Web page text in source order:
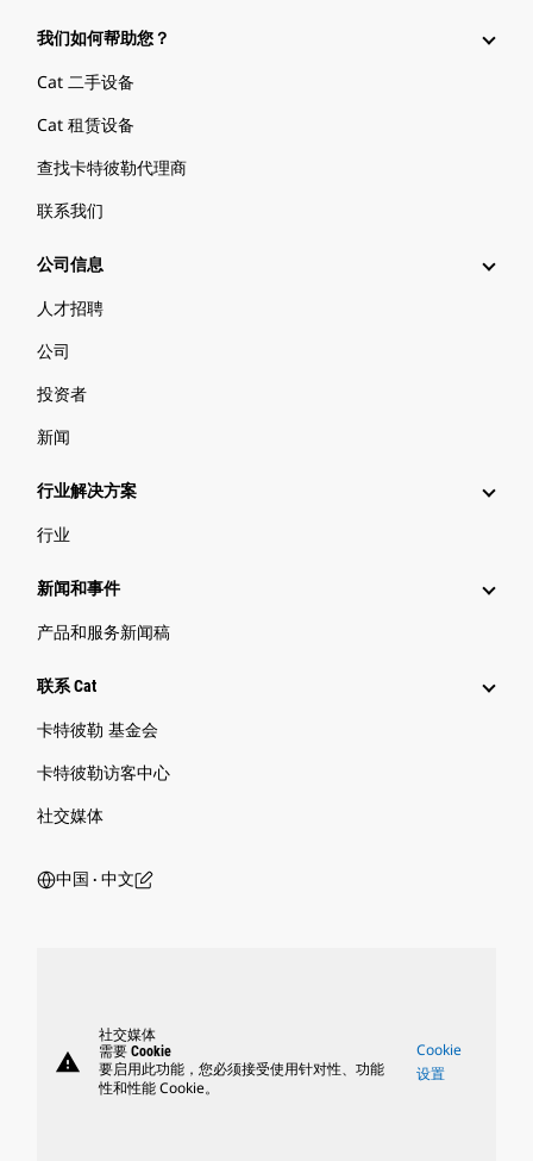
我们如何帮助您？
Cat 二手设备
Cat 租赁设备
查找卡特彼勒代理商
联系我们
公司信息
人才招聘
公司
投资者
新闻
行业解决方案
行业
新闻和事件
产品和服务新闻稿
联系 Cat
卡特彼勒 基金会
卡特彼勒访客中心
社交媒体
中国 ‧ 中文
warning
社交媒体
需要 Cookie
要启用此功能，您必须接受使用针对性、功能
性和性能 Cookie。
Cookie
设置